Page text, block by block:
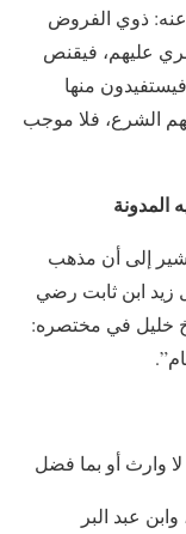
ذوي الفروض
عليهم، فيقنص
منها
الشرع، فلا موجب
المدونة
نشير إلى أن مذهب
زيد ابن ثابت رضي
خليل في مختصره:
أو بما فضل
عبد البر